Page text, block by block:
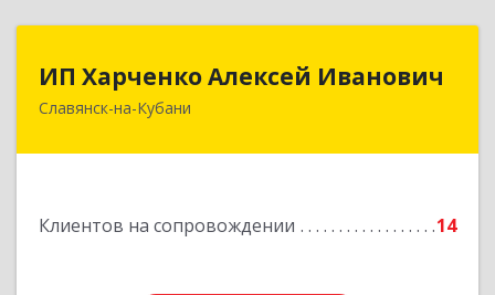
ИП Харченко Алексей Иванович
Славянск-на-Кубани
Клиентов на сопровождении 14
ИП Харченко Алексей Иванович
353 579, Краснодарский край, ст.Петровская,